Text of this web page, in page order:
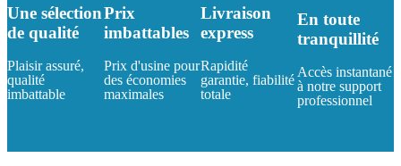
Une sélection
de qualité
Plaisir assuré,
qualité
imbattable
Prix
imbattables
Prix d'usine pour
des économies
maximales
Livraison
express
Rapidité
garantie, fiabilité
totale
En toute
tranquillité
Accès instantané
à notre support
professionnel